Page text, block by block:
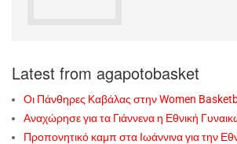
Latest from agapotobasket
Οι Πάνθηρες Καβάλας στην Women
Αναχώρησε για τα Γιάννενα η Εθνική
Προπονητικό καμπ στα Ιωάννινα για την